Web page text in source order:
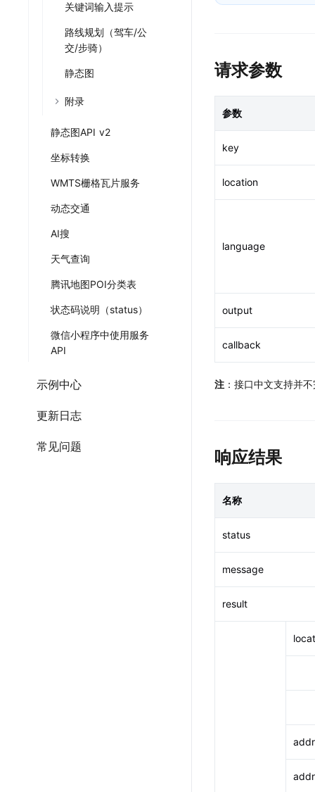
关键词输入提示
路线规划（驾车/公
交/步骑）
静态图
附录
静态图API v2
坐标转换
WMTS栅格瓦片服务
动态交通
AI搜
天气查询
腾讯地图POI分类表
状态码说明（status）
微信小程序中使用服务
API
示例中心
更新日志
常见问题
请求参数
参数
key
location
language
output
callback
注 ：接口中文支持并
响应结果
名称
status
message
result